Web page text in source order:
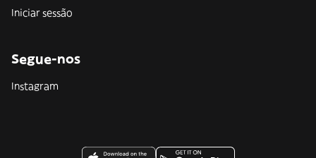
Iniciar sessão
Segue-nos
Instagram